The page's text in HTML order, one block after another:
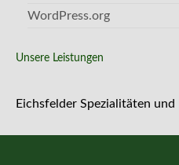
WordPress.org
Unsere Leistungen
Eichsfelder Spezialitäten